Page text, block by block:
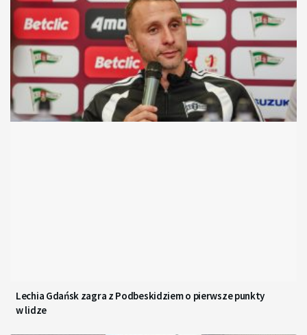
Lechia Gdańsk zagra z Podbeskidziem o pierwsze punkty
w lidze